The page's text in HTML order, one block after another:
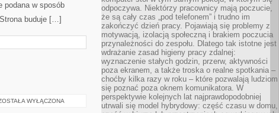
podana w sposób
buduje […]
WYŁĄCZONA
odpoczywa. Niektórzy pracownicy mają poczucie,
że są cały czas „pod telefonem” i trudno im
zakończyć dzień pracy. Pojawiają się problemy z
motywacją, izolacją społeczną i brakiem poczucia
przynależności do zespołu. Dlatego tak istotne jest
wdrażanie zasad higieny pracy zdalnej:
wyznaczenie stałych godzin, przerw, aktywności
poza ekranem, a także troska o realne spotkania –
choćby kilka razy w roku – które pozwalają ludziom
się poznać poza oknem komunikatora. W
perspektywie kolejnych lat najprawdopodobniej
utrwali się model hybrydowy: część czasu w domu,